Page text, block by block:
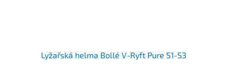
Lyžařská helma Bollé V-Ryft Pure S1-S3